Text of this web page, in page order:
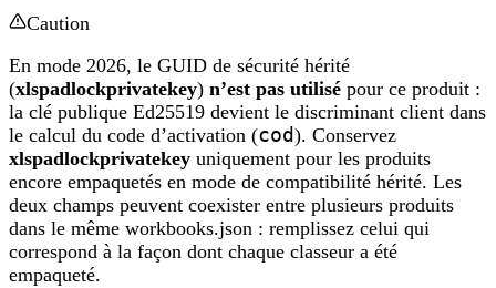
Caution
En mode 2026, le GUID de sécurité hérité
(xlspadlockprivatekey) n’est pas utilisé pour ce produit :
la clé publique Ed25519 devient le discriminant client dans
le calcul du code d’activation (cod). Conservez
xlspadlockprivatekey uniquement pour les produits
encore empaquetés en mode de compatibilité hérité. Les
deux champs peuvent coexister entre plusieurs produits
dans le même workbooks.json : remplissez celui qui
correspond à la façon dont chaque classeur a été
empaqueté.